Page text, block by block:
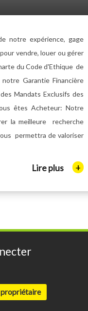
notre expérience, gage
vendre, louer ou gérer
du Code d'Ethique de
Garantie Financière
Mandats Exclusifs des
êtes Acheteur: Notre
la meilleure recherche
permettra de valoriser
Lire plus +
propriétaire